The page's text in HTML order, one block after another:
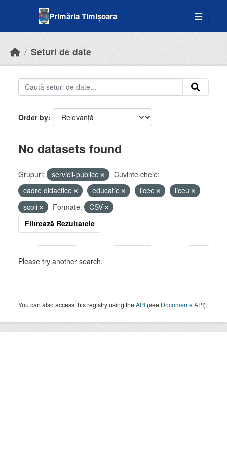
Primăria Timișoara
Seturi de date
Order by
No datasets found
Grupuri: servicii-publice
Cuvinte cheie:
cadre didactice
educatie licee
liceu
scoli
Formate:
CSV
Filtrează Rezultatele
Please try another search.
You can also access this registry using theAPI (see Documente API).